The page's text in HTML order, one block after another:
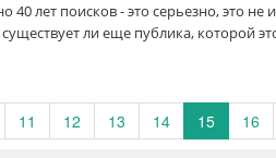
40 лет поисков - это серьезно, это
ли еще публика, которой
11 12 13 14 15 16